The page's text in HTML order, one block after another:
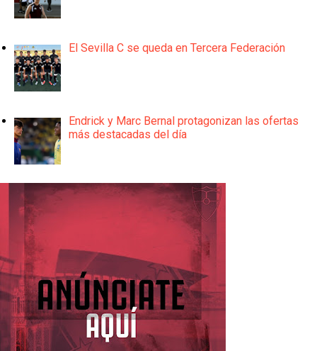
El Sevilla C se queda en Tercera Federación
Endrick y Marc Bernal protagonizan las ofertas
más destacadas del día